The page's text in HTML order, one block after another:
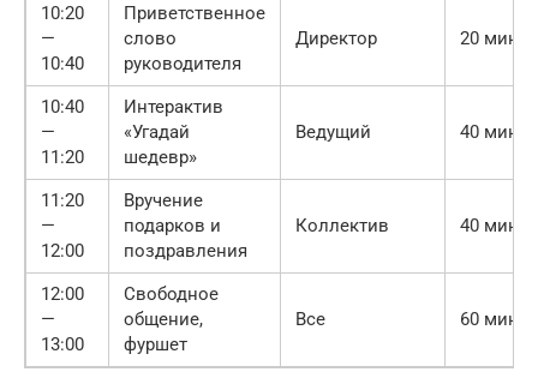
10:20
—
10:40
Приветственное
слово
руководителя
Директор 20 мин
10:40
—
11:20
Интерактив
«Угадай
шедевр»
Ведущий 40 мин
11:20
—
12:00
Вручение
подарков и
поздравления
Коллектив 40 мин
12:00
—
13:00
Свободное
общение,
фуршет
Все 60 мин